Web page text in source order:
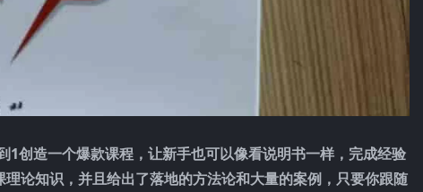
1创造一个爆款课程，让新手也可以像看说明书一样，完成经验
论知识，并且给出了落地的方法论和大量的案例，只要你跟随